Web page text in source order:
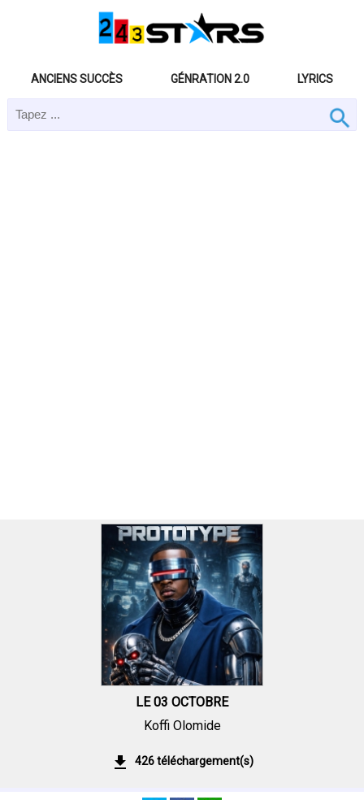
ANCIENS SUCCÈS GÉNRATION 2.0 LYRICS
LE 03 OCTOBRE
Koffi Olomide
426 téléchargement(s)